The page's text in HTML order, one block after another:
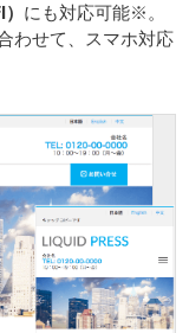
にも対応可能※。
わせて、スマホ対応